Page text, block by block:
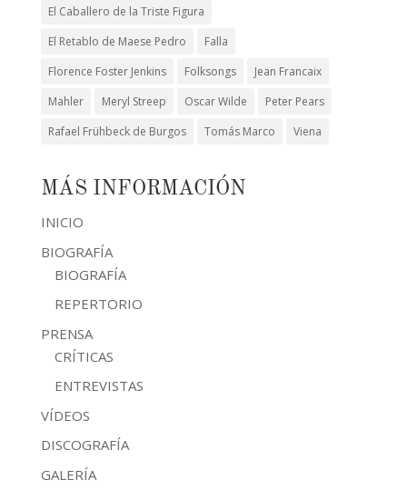
El Caballero de la Triste Figura
El Retablo de Maese Pedro
Falla
Florence Foster Jenkins
Folksongs
Jean Francaix
Mahler
Meryl Streep Oscar Wilde
Peter Pears
Rafael Frühbeck de Burgos
Tomás Marco Viena
MÁS INFORMACIÓN
INICIO
BIOGRAFÍA
BIOGRAFÍA
REPERTORIO
PRENSA
CRÍTICAS
ENTREVISTAS
VÍDEOS
DISCOGRAFÍA
GALERÍA